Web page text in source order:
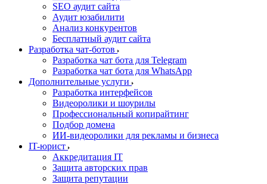
SEO аудит сайта
Аудит юзабилити
Анализ конкурентов
Бесплатный аудит сайта
Разработка чат-ботов
Разработка чат бота для Telegram
Разработка чат бота для WhatsApp
Дополнительные услуги
Разработка интерфейсов
Видеоролики и шоурилы
Профессиональный копирайтинг
Подбор домена
ИИ-видеоролики для рекламы и бизнеса
IT-юрист
Аккредитация IT
Защита авторских прав
Защита репутации